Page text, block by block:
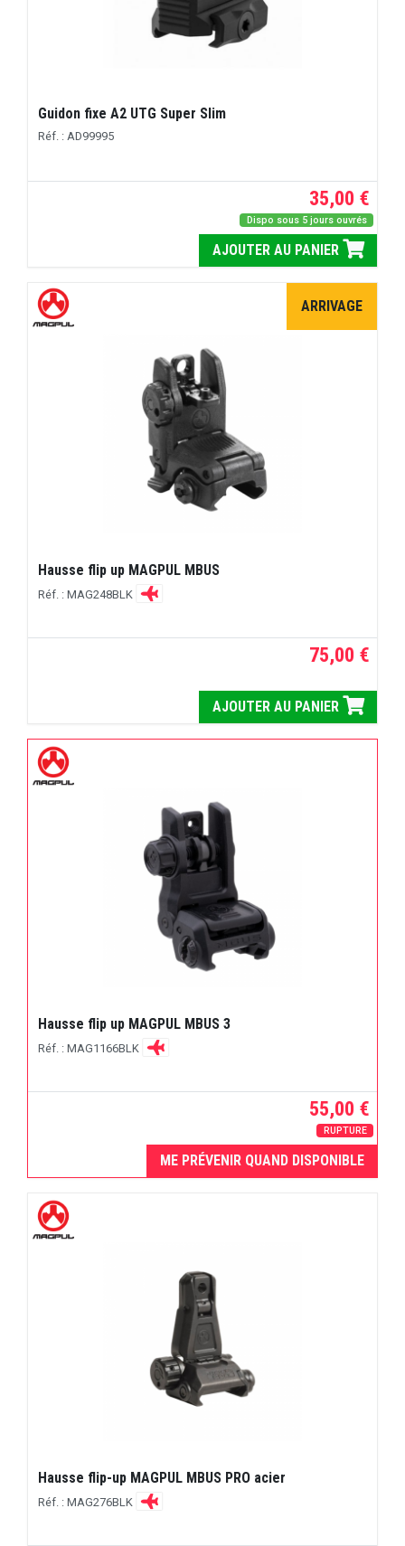
Guidon fixe A2 UTG Super Slim
Réf. : AD99995
35,00 €
Dispo sous 5 jours ouvrés
AJOUTER AU PANIER
ARRIVAGE
Hausse flip up MAGPUL MBUS
Réf. : MAG248BLK
75,00 €
AJOUTER AU PANIER
Hausse flip up MAGPUL MBUS 3
Réf. : MAG1166BLK
55,00 €
RUPTURE
ME PRÉVENIR QUAND DISPONIBLE
Hausse flip-up MAGPUL MBUS PRO acier
Réf. : MAG276BLK